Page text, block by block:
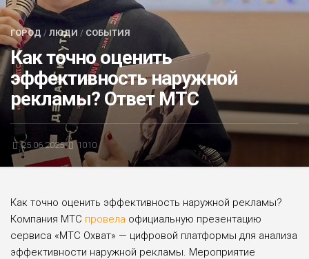
БЛИЦ-ОПРОС
АФИША
ГОРОД / ЛЮДИ / СОБЫТИЯ
Как точно оценить
эффективность наружной
рекламы? Ответ МТС
25.06.2025 1010
Как точно оценить эффективность наружной рекламы?
Компания МТС провела официальную презентацию
сервиса «МТС Охват» — цифровой платформы для анализа
эффективности наружной рекламы. Мероприятие